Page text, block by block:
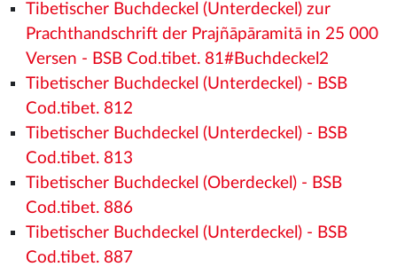
Tibetischer Buchdeckel (Unterdeckel) zur
Prachthandschrift der Prajñāpāramitā in 25 000
Versen - BSB Cod.tibet. 81#Buchdeckel2
Tibetischer Buchdeckel (Unterdeckel) - BSB
Cod.tibet. 812
Tibetischer Buchdeckel (Unterdeckel) - BSB
Cod.tibet. 813
Tibetischer Buchdeckel (Oberdeckel) - BSB
Cod.tibet. 886
Tibetischer Buchdeckel (Unterdeckel) - BSB
Cod.tibet. 887